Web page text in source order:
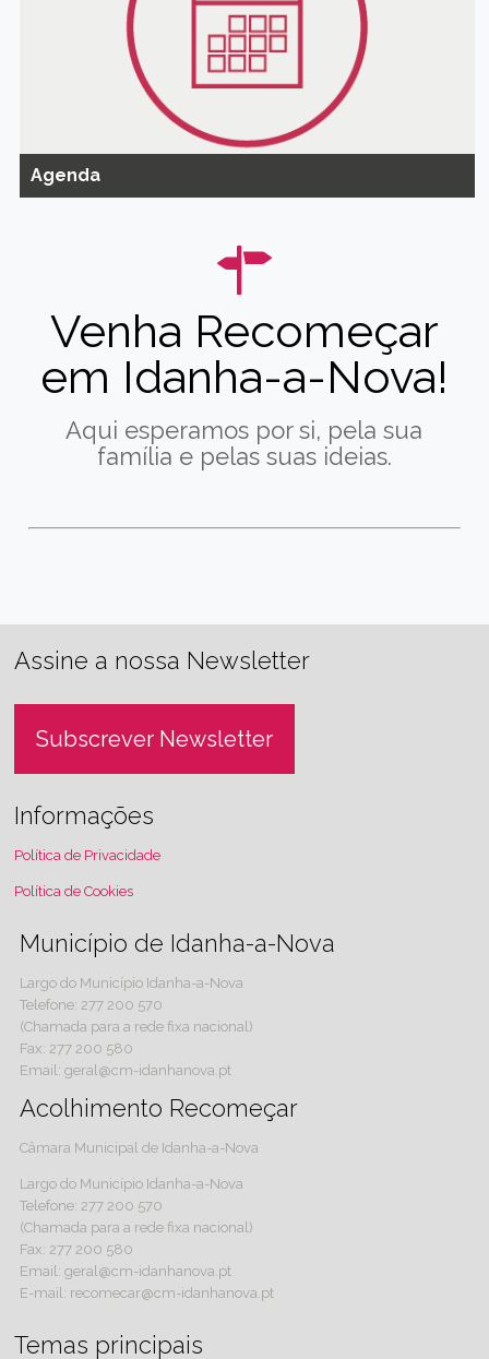
Agenda
Venha Recomeçar
em Idanha-a-Nova!
Aqui esperamos por si, pela sua
família e pelas suas ideias.
Assine a nossa Newsletter
Subscrever Newsletter
Informações
Política de Privacidade
Política de Cookies
Município de Idanha-a-Nova
Largo do Município Idanha-a-Nova
Telefone: 277 200 570
(Chamada para a rede fixa nacional)
Fax: 277 200 580
Email: geral@cm-idanhanova.pt
Acolhimento Recomeçar
Câmara Municipal de Idanha-a-Nova
Largo do Município Idanha-a-Nova
Telefone: 277 200 570
(Chamada para a rede fixa nacional)
Fax: 277 200 580
Email: geral@cm-idanhanova.pt
E-mail: recomecar@cm-idanhanova.pt
Temas principais